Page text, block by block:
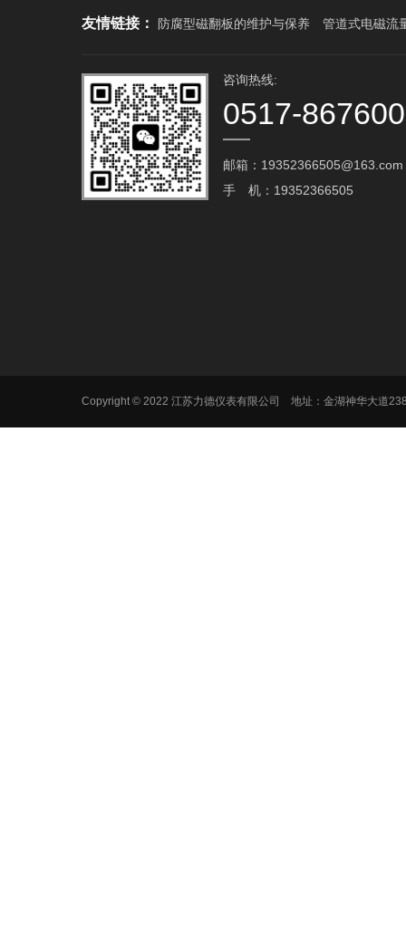
友情链接： 防腐型磁翻板的维护与保养 管道式电磁流
咨询热线:
0517-
邮箱：19352366505@163.com‬
手 机：19352366505
Copyright © 2022 江苏力德仪表有限公司 地址：金湖神华大道